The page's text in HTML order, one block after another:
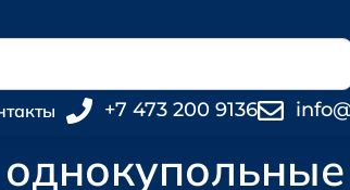
+7 473 200 9136